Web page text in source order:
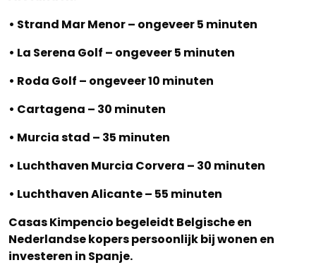
• Strand Mar Menor – ongeveer 5 minuten
• La Serena Golf – ongeveer 5 minuten
• Roda Golf – ongeveer 10 minuten
• Cartagena – 30 minuten
• Murcia stad – 35 minuten
• Luchthaven Murcia Corvera – 30 minuten
• Luchthaven Alicante – 55 minuten
Casas Kimpencio begeleidt Belgische en
Nederlandse kopers persoonlijk bij wonen en
investeren in Spanje.